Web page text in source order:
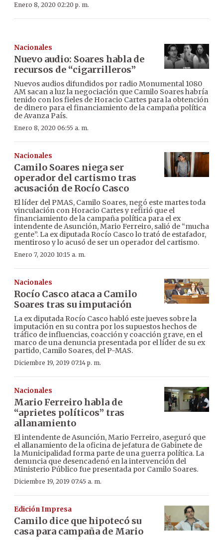
Enero 8, 2020 02:20 p. m.
Nacionales
Nuevo audio: Soares habla de
recursos de “cigarrilleros”
Nuevos audios difundidos por radio Monumental 1080
AM sacan a luz la negociación que Camilo Soares habría
tenido con los fieles de Horacio Cartes para la obtención
de dinero para el financiamiento de la campaña política
de Avanza País.
Enero 8, 2020 06:55 a. m.
Nacionales
Camilo Soares niega ser
operador del cartismo tras
acusación de Rocío Casco
El líder del PMAS, Camilo Soares, negó este martes toda
vinculación con Horacio Cartes y refirió que el
financiamiento de la campaña política para el ex
intendente de Asunción, Mario Ferreiro, salió de “mucha
gente”. La ex diputada Rocío Casco lo trató de estafador,
mentiroso y lo acusó de ser un operador del cartismo.
Enero 7, 2020 10:15 a. m.
Nacionales
Rocío Casco ataca a Camilo
Soares tras su imputación
La ex diputada Rocío Casco habló este jueves sobre la
imputación en su contra por los supuestos hechos de
tráfico de influencias, coacción y coacción grave, en el
marco de una denuncia presentada por el líder de su ex
partido, Camilo Soares, del P-MAS.
Diciembre 19, 2019 07:14 p. m.
Nacionales
Mario Ferreiro habla de
“aprietes políticos” tras
allanamiento
El intendente de Asunción, Mario Ferreiro, aseguró que
el allanamiento de la oficina de jefatura de Gabinete de
la Municipalidad forma parte de una guerra política. La
denuncia que desencadenó en la intervención del
Ministerio Público fue presentada por Camilo Soares.
Diciembre 19, 2019 07:45 a. m.
Edición Impresa
Camilo dice que hipotecó su
casa para campaña de Mario